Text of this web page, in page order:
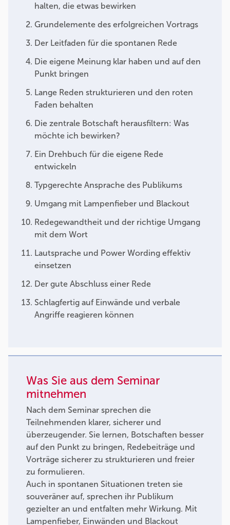
halten, die etwas bewirken
Grundelemente des erfolgreichen Vortrags
Der Leitfaden für die spontanen Rede
Die eigene Meinung klar haben und auf den
Punkt bringen
Lange Reden strukturieren und den roten
Faden behalten
Die zentrale Botschaft herausfiltern: Was
möchte ich bewirken?
Ein Drehbuch für die eigene Rede
entwickeln
Typgerechte Ansprache des Publikums
Umgang mit Lampenfieber und Blackout
Redegewandtheit und der richtige Umgang
mit dem Wort
Lautsprache und Power Wording effektiv
einsetzen
Der gute Abschluss einer Rede
Schlagfertig auf Einwände und verbale
Angriffe reagieren können
Was Sie aus dem Seminar
mitnehmen
Nach dem Seminar sprechen die
Teilnehmenden klarer, sicherer und
überzeugender. Sie lernen, Botschaften besser
auf den Punkt zu bringen, Redebeiträge und
Vorträge sicherer zu strukturieren und freier
zu formulieren.
Auch in spontanen Situationen treten sie
souveräner auf, sprechen ihr Publikum
gezielter an und entfalten mehr Wirkung. Mit
Lampenfieber, Einwänden und Blackout